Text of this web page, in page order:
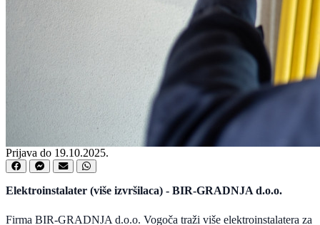
Prijava do 19.10.2025.
Elektroinstalater (više izvršilaca) - BIR-GRADNJA d.o.o.
Firma BIR-GRADNJA d.o.o. Vogoča traži više elektroinstalatera za